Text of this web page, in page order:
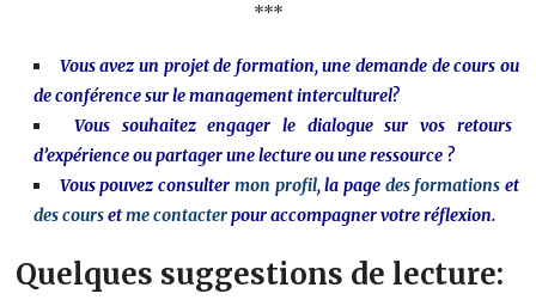
***
Vous avez un projet de formation, une demande de cours ou
de conférence sur le management interculturel?
Vous souhaitez engager le dialogue sur vos retours
d’expérience ou partager une lecture ou une ressource ?
Vous pouvez consulter mon profil, la page des formations et
des coursetme contacterpour accompagner votre réflexion.
Quelques suggestions de lecture: